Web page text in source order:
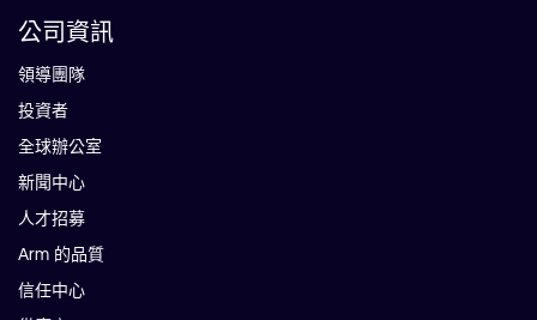
公司資訊
領導團隊
投資者
全球辦公室
新聞中心
人才招募
Arm 的品質
信任中心